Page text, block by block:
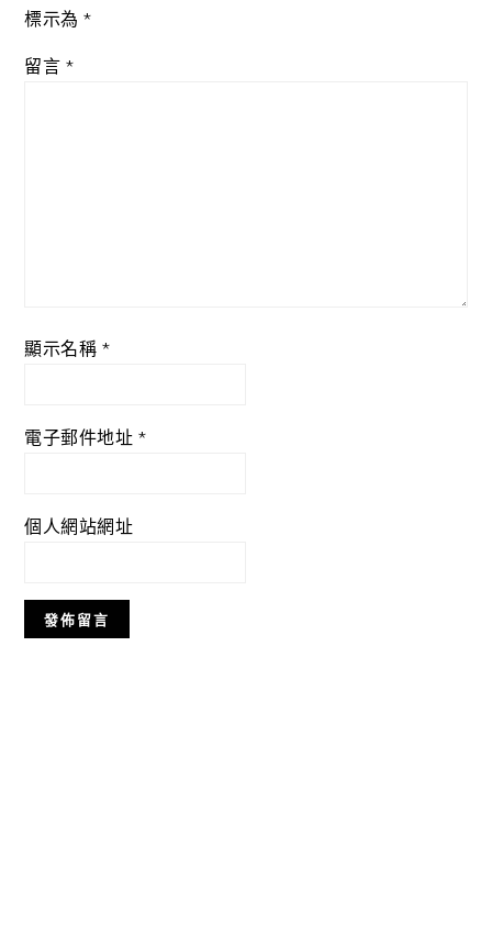
標示為*
留言 *
顯示名稱 *
電子郵件地址 *
個人網站網址